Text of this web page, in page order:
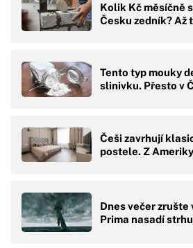
Kolik Kč měsíčně
Česku zedník?
Tento typ mouky
slinivku. Přesto v
Češi zavrhují
postele. Z
Dnes večer zrušte
Prima nasadí